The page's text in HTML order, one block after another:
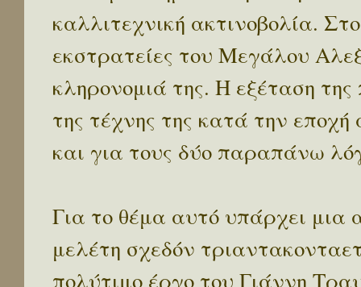
καλλιτεχνική ακτινοβολία.
εκστρατείες του Μεγάλου
κληρονομιά της. Η εξέταση της
της τέχνης της κατά την
και για τους δύο παραπάνω
Για το θέμα αυτό υπάρχει μια
μελέτη σχεδόν
πολύτιμο έργο του Γιάννη